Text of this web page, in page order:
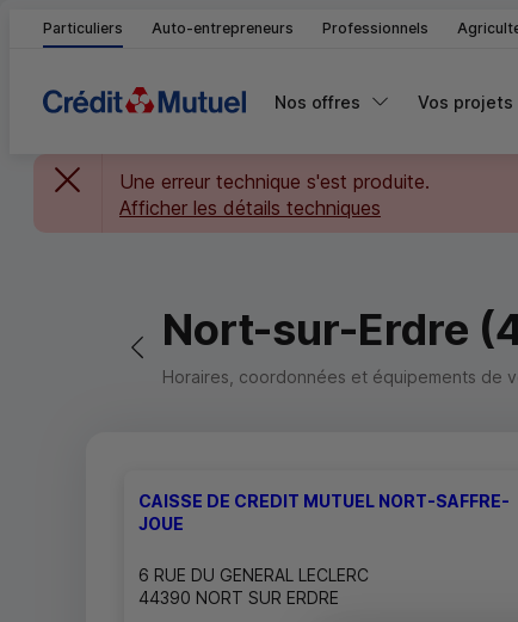
Particuliers Auto-entrepreneurs Professionnels
Nos offres Vos projets
Une erreur technique s'est produite.
Afficher les détails techniques
Retour vers la page précédente
Nort-sur-Erdre
Horaires, coordonnées et équipements de
CAISSE DE CREDIT MUTUEL NORT-SAFFRE-
JOUE
6 RUE DU GENERAL LECLERC
44390 NORT SUR ERDRE